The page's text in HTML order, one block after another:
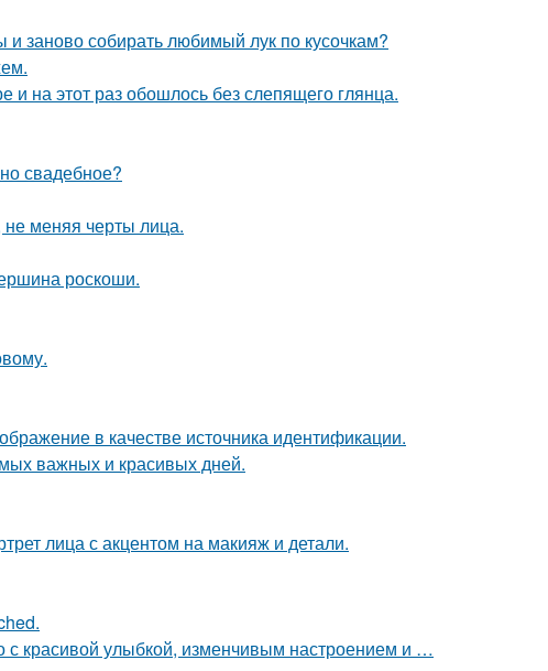
заново собирать любимый лук по кусочкам?
на этот раз обошлось без слепящего глянца.
свадебное?
не меняя черты лица.
роскоши.
в качестве источника идентификации.
важных и красивых дней.
лица с акцентом на макияж и детали.
с красивой улыбкой, изменчивым настроением и …